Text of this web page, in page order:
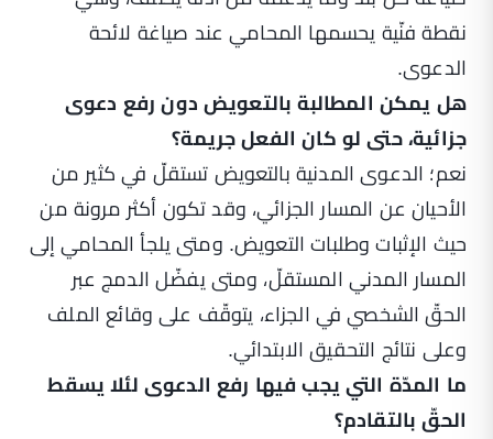
نقطة فنّية يحسمها المحامي عند صياغة لائحة
الدعوى.
هل يمكن المطالبة بالتعويض دون رفع دعوى
جزائية، حتى لو كان الفعل جريمة؟
نعم؛ الدعوى المدنية بالتعويض تستقلّ في كثير من
الأحيان عن المسار الجزائي، وقد تكون أكثر مرونة من
حيث الإثبات وطلبات التعويض. ومتى يلجأ المحامي إلى
المسار المدني المستقلّ، ومتى يفضّل الدمج عبر
الحقّ الشخصي في الجزاء، يتوقّف على وقائع الملف
وعلى نتائج التحقيق الابتدائي.
ما المدّة التي يجب فيها رفع الدعوى لئلا يسقط
الحقّ بالتقادم؟